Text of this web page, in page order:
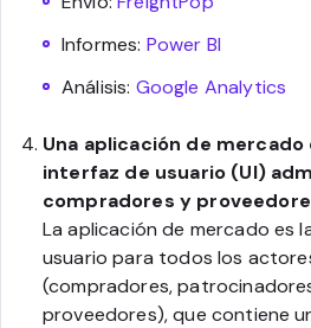
Informes: Power BI
Análisis: Google Analytics
Una aplicación de mercado
interfaz de usuario (UI)
compradores y
La aplicación de mercado es
usuario para todos los
(compradores,
proveedores), que contiene